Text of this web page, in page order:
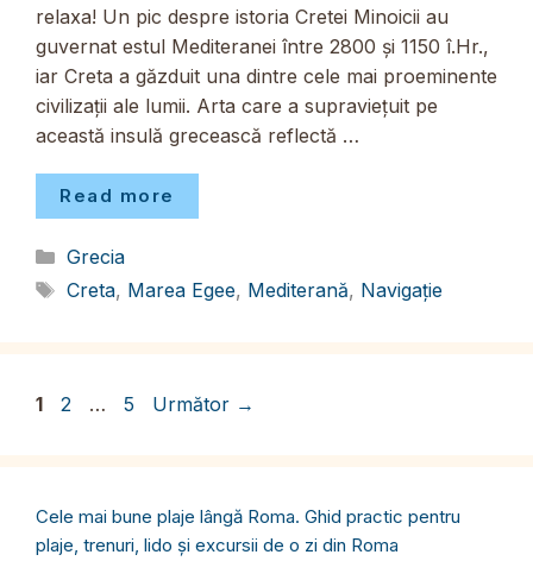
relaxa! Un pic despre istoria Cretei Minoicii au
guvernat estul Mediteranei între 2800 și 1150 î.Hr.,
iar Creta a găzduit una dintre cele mai proeminente
civilizații ale lumii. Arta care a supraviețuit pe
această insulă grecească reflectă …
Read more
Categorii
Grecia
Etichete
Creta, Marea Egee, Mediterană, Navigație
Pagina
1 Pagina
2 … Pagina
5 Următor →
Cele mai bune plaje lângă Roma. Ghid practic pentru
plaje, trenuri, lido și excursii de o zi din Roma